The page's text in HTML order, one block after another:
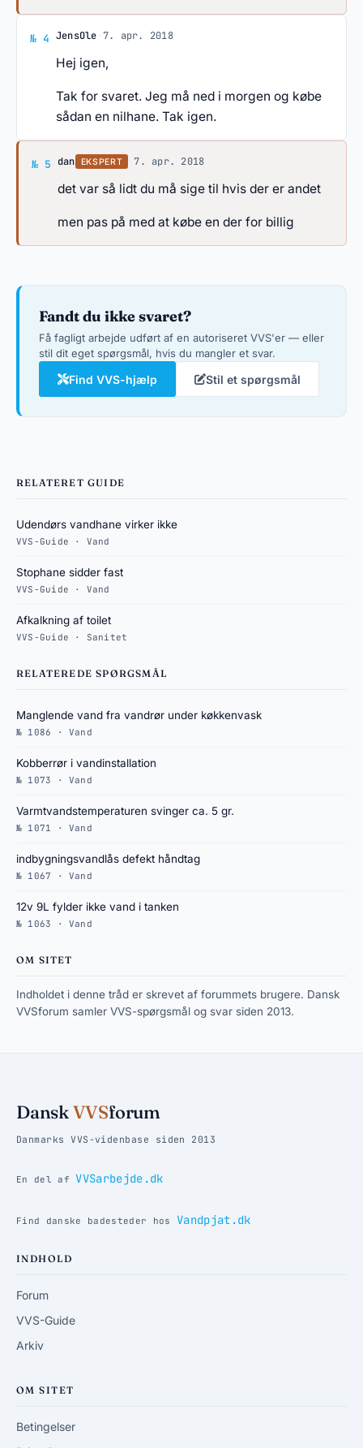
№ 4 Svar af JensOle
JensOle · 7. apr. 2018
Hej igen,
Tak for svaret. Jeg må ned i morgen og købe
sådan en nilhane. Tak igen.
№ 5 Svar af dan
dan EKSPERT 7. apr. 2018
det var så lidt du må sige til hvis der er andet
men pas på med at købe en der for billig
Fandt du ikke svaret?
Få fagligt arbejde udført af en autoriseret VVS'er — eller
stil dit eget spørgsmål, hvis du mangler et svar.
Find VVS-hjælp Stil et spørgsmål
RELATERET GUIDE
Udendørs vandhane virker ikke
VVS-Guide · Vand
Stophane sidder fast
VVS-Guide · Vand
Afkalkning af toilet
VVS-Guide · Sanitet
RELATEREDE SPØRGSMÅL
Manglende vand fra vandrør under køkkenvask
№ 1086 · Vand
Kobberrør i vandinstallation
№ 1073 · Vand
Varmtvandstemperaturen svinger ca. 5 gr.
№ 1071 · Vand
indbygningsvandlås defekt håndtag
№ 1067 · Vand
12v 9L fylder ikke vand i tanken
№ 1063 · Vand
OM SITET
Indholdet i denne tråd er skrevet af forummets brugere. Dansk
VVSforum samler VVS-spørgsmål og svar siden 2013.
DanskVVSforum
Danmarks VVS-videnbase siden 2013
En del af VVSarbejde.dk
Find danske badesteder hos Vandpjat.dk
INDHOLD
Forum
VVS-Guide
Arkiv
OM SITET
Betingelser